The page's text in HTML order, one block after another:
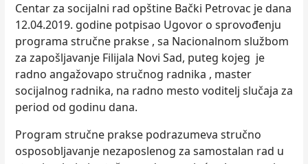
Centar za socijalni rad opštine Bački Petrovac je dana
12.04.2019. godine potpisao Ugovor o sprovođenju
programa stručne prakse , sa Nacionalnom službom
za zapošlјavanje Filijala Novi Sad, puteg kojeg je
radno angažovapo stručnog radnika , master
socijalnog radnika, na radno mesto voditelј slučaja za
period od godinu dana.
Program stručne prakse podrazumeva stručno
osposoblјavanje nezaposlenog za samostalan rad u